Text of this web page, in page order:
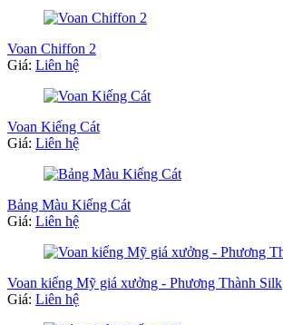
Voan Chiffon 2
Giá: Liên hệ
Voan Kiếng Cát
Giá: Liên hệ
Bảng Màu Kiếng Cát
Giá: Liên hệ
Voan kiếng Mỹ giá xưởng - Phương Thành Silk
Giá: Liên hệ